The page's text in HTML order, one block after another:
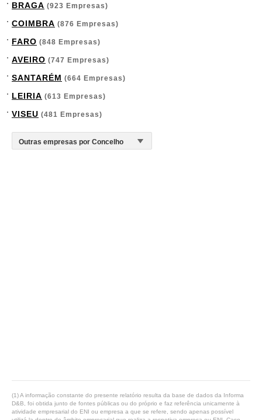
BRAGA (923 Empresas)
COIMBRA (876 Empresas)
FARO (848 Empresas)
AVEIRO (747 Empresas)
SANTARÉM (664 Empresas)
LEIRIA (613 Empresas)
VISEU (481 Empresas)
(1) A informação constante do presente relatório resulta da base de dados da Informa
D&B, foi obtida junto de fontes públicas ou do próprio e faz referência unicamente à
atividade empresarial do ENI ou empresa a que se refere, sendo apenas possível